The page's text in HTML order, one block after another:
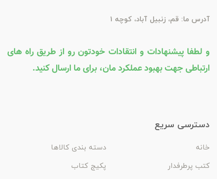
آدرس ما: قم، زنبیل آباد، کوچه 1
و لطفا پیشنهادات و انتقادات خودتون رو از طریق راه های
ارتباطی جهت بهبود عملکرد مان، برای ما ارسال کنید.
دسترسی سریع
خانه
دسته بندی کالاها
کتب پرطرفدار
پکیج کتاب